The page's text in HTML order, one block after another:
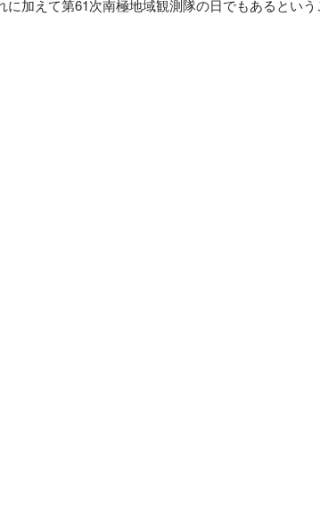
加えて第61次南極地域観測隊の日でもあるとい